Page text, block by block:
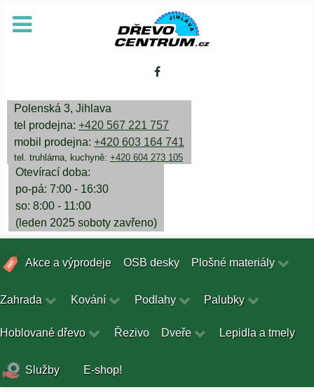
Polenská 3, Jihlava
tel prodejna: +420 567 221 757
mobil prodejna: +420 603 164 741
tel. truhlárna, kuchyně: +420 604 273 105
Otevírací doba:
po-pá: 7:00 - 16:30
so: 8:00 - 11:00
(leden 2025 soboty zavřeno)
Akce a výprodeje OSB desky Plošné materiály
Zahrada Kování Podlahy Palubky
Hoblované dřevo Řezivo Dveře Lepidla a tmely
Služby E-shop!